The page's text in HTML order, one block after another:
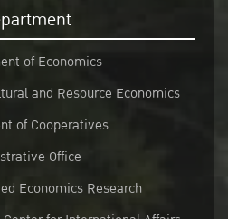
of Economics
and Resource Economics
of Cooperatives
Office
Economics Research